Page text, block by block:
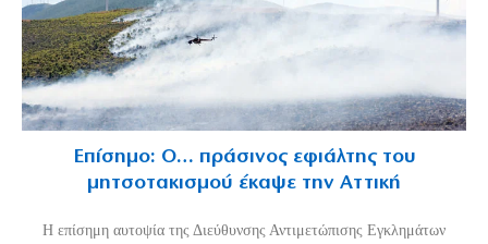
Επίσημο: Ο… πράσινος εφιάλτης του
μητσοτακισμού έκαψε την Αττική
Η επίσημη αυτοψία της Διεύθυνσης Αντιμετώπισης Εγκλημάτων